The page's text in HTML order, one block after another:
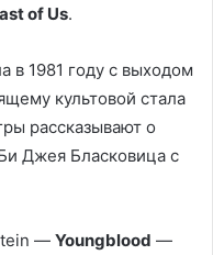
of Us.
в 1981 году с выходом
культовой стала
рассказывают о
Джея Бласковица с
— Youngblood —